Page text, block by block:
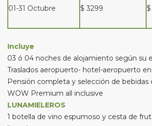
01-31 Octubre $ 3299 $
Incluye
03 ó 04 noches de alojamiento según su
Traslados aeropuerto- hotel-aeropuerto
Pensión completa y selección de bebidas
WOW Premium all inclusive
LUNAMIELEROS
1 botella de vino espumoso y cesta de